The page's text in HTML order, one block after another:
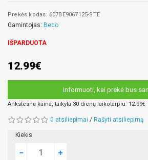
Prekės kodas: 607BE9067125-STE
Gamintojas: Beco
IŠPARDUOTA
12.99€
Informuoti, kai prekė bus
Ankstesnė kaina, taikyta 30 dienų laikotarpiu: 12.99€
0 atsiliepimai / Rašyti atsiliepimą
Kiekis